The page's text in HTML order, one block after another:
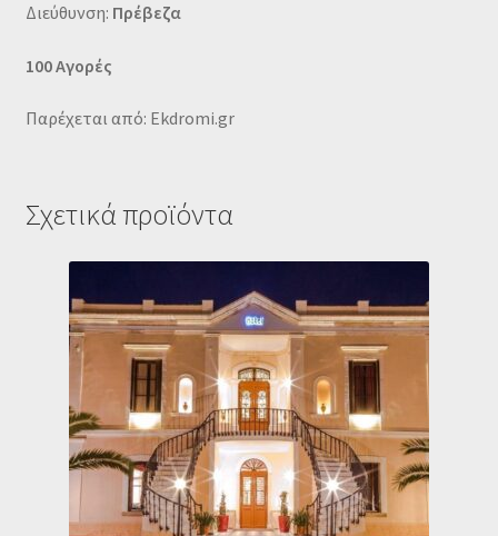
Διεύθυνση: Πρέβεζα
100 Αγορές
Παρέχεται από: Ekdromi.gr
Σχετικά προϊόντα